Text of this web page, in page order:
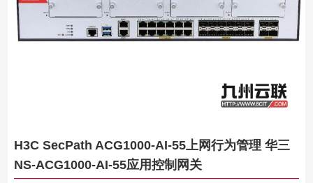
H3C SecPath ACG1000-AI-55上网行为管理 华三
NS-ACG1000-AI-55应用控制网关